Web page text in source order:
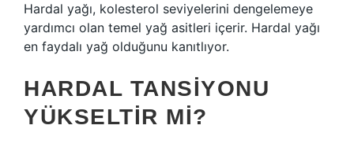
Hardal yağı, kolesterol seviyelerini dengelemeye
yardımcı olan temel yağ asitleri içerir. Hardal yağı
en faydalı yağ olduğunu kanıtlıyor.
HARDAL TANSIYONU
YÜKSELTIR MI?